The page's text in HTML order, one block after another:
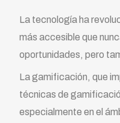
La tecnología ha
más accesible que
oportunidades, pero
La gamificación, que
técnicas de
especialmente en el